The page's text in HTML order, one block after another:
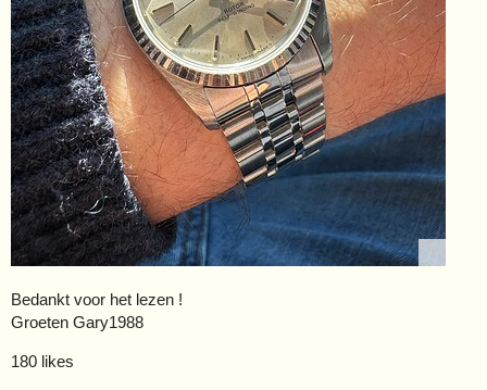
Bedankt voor het lezen !
Groeten Gary1988
180 likes